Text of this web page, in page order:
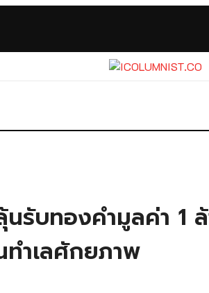
บทองคำมูลค่า 1 ล้
ำเลศักยภาพ